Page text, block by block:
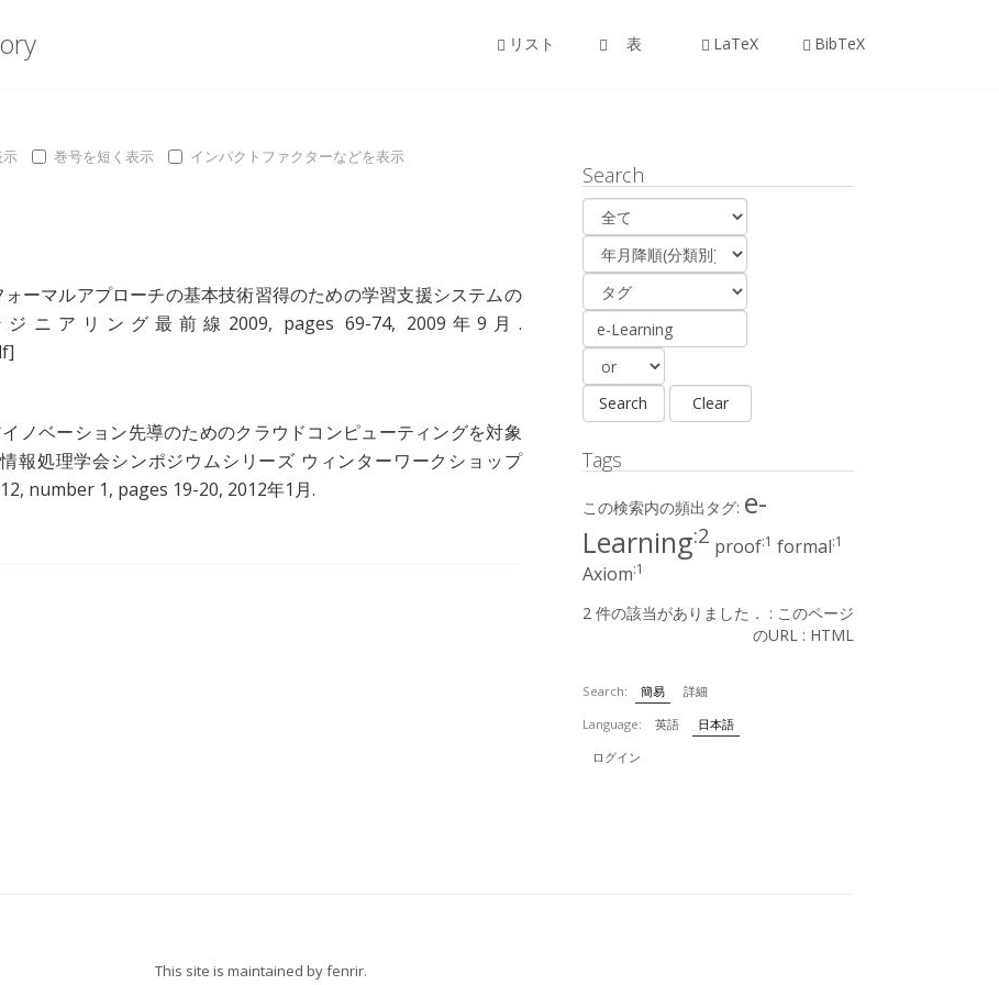
リスト 表 LaTeX BibTeX
示 巻号を短く表示
インパクトファクターなどを表示
ォーマルアプローチの基本技術習得のための学習支援システムの
ニアリング最前線2009, pages 69-74, 2009年9月.
ノベーション先導のためのクラウドコンピューティングを対象
報処理学会シンポジウムシリーズ ウィンターワークショップ
number 1, pages 19-20, 2012年1月.
Search
Tags
この検索内の頻出タグ: e-
Learning:2 proof:1 formal:1
Axiom:1
2 件の該当がありました． : このページ
のURL : HTML
Search: 簡易
詳細
Language:
英語
日本語
ログイン
This site is maintained byfenrir.